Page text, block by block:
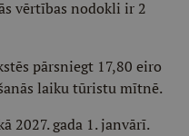
vērtības nodokli ir 2
pārsniegt 17,80 eiro
laiku tūristu mītnē.
2027. gada 1. janvārī.